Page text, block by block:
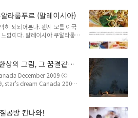
의 바다, 새하얀 모래사장이 그려
만이 아닐 것이다. 펜탁스 k-x,
어, 스티커, 여행
라룸푸르 (말레이시아)
히 되뇌어본다. 왠지 모를 이국
낌이다. 말레이시아 쿠알라룸푸
순히 외기 어려운 도시 이름일
질 정도. 만 삼일, 정확히는 68
을 화악 사로 잡았고, 꼭 다시
. 무엇을 상상하든 당신이 기
나의 도시, 쿠알라룸푸르를 소
상의 그림, 그 꿈결같은
December 2009 ⓒ
star's dream Canada 2009,
7 blue s Canada 2009,
eyed Canada 2009,
2009, over the moon
공방 칸나와!